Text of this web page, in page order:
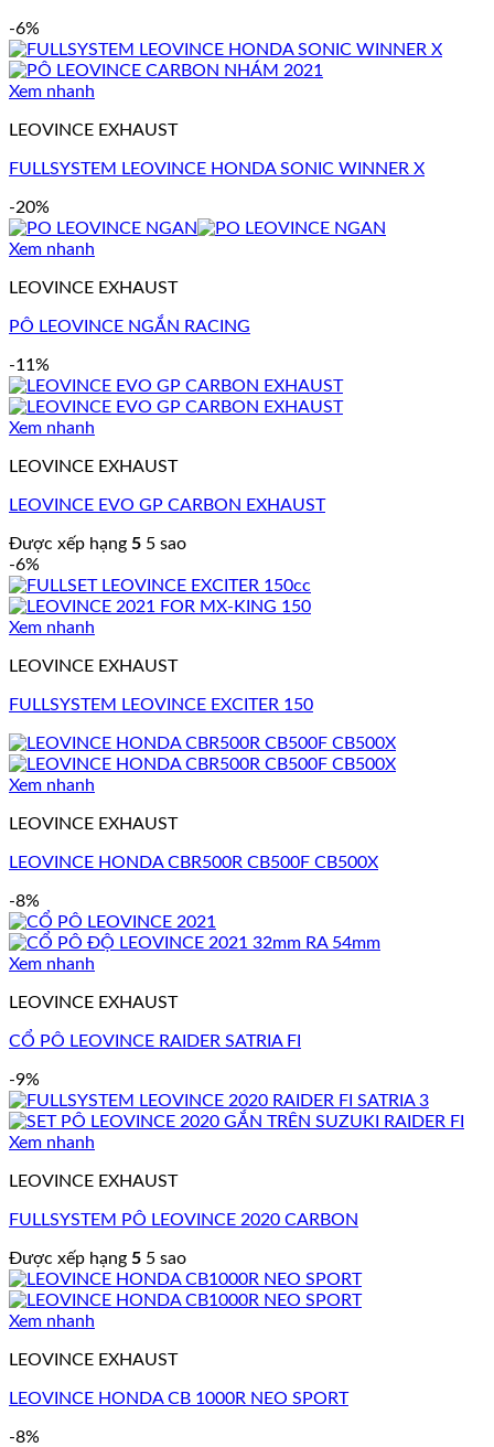
-6%
Xem nhanh
LEOVINCE EXHAUST
FULLSYSTEM LEOVINCE HONDA SONIC WINNER X
-20%
Xem nhanh
LEOVINCE EXHAUST
PÔ LEOVINCE NGẮN RACING
-11%
Xem nhanh
LEOVINCE EXHAUST
LEOVINCE EVO GP CARBON EXHAUST
Được xếp hạng 5 5 sao
-6%
Xem nhanh
LEOVINCE EXHAUST
FULLSYSTEM LEOVINCE EXCITER 150
Xem nhanh
LEOVINCE EXHAUST
LEOVINCE HONDA CBR500R CB500F CB500X
-8%
Xem nhanh
LEOVINCE EXHAUST
CỔ PÔ LEOVINCE RAIDER SATRIA FI
-9%
Xem nhanh
LEOVINCE EXHAUST
FULLSYSTEM PÔ LEOVINCE 2020 CARBON
Được xếp hạng 5 5 sao
Xem nhanh
LEOVINCE EXHAUST
LEOVINCE HONDA CB 1000R NEO SPORT
-8%